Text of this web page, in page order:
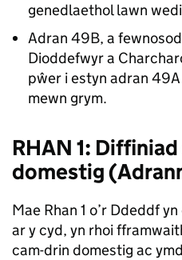
genedlaethol lawn
Adran 49B, a
Dioddefwyr a
pŵer i estyn adran
mewn grym.
RHAN 1:
domestig
Mae Rhan 1 o’r Ddeddf
ar y cyd, yn rhoi
cam-drin domestig ac